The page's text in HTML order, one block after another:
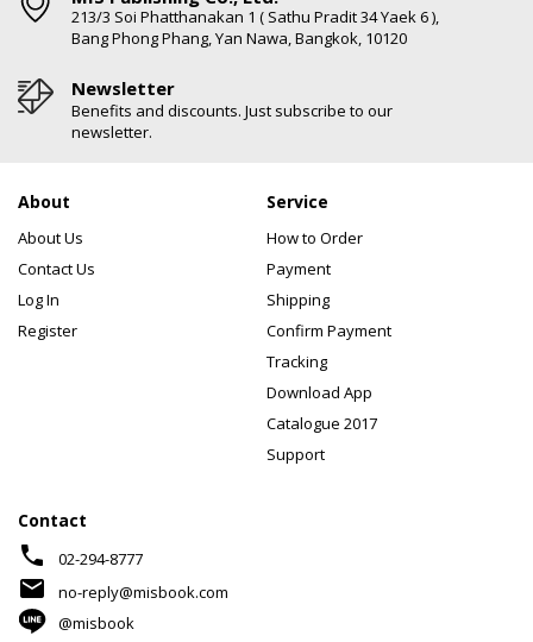
213/3 Soi Phatthanakan 1 ( Sathu Pradit 34 Yaek 6 ),
Bang Phong Phang, Yan Nawa, Bangkok, 10120
Newsletter
Benefits and discounts. Just subscribe to our
newsletter.
About
About Us
Contact Us
Log In
Register
Service
How to Order
Payment
Shipping
Confirm Payment
Tracking
Download App
Catalogue 2017
Support
Contact
phone 02-294-8777
mail
no-reply@misbook.com
@misbook